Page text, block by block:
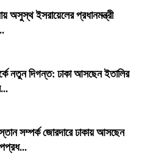
অসুস্থ ইসরায়েলের প্রধানমন্ত্রী
নতুন দিগন্ত: ঢাকা আসছেন ইতালির
সম্পর্ক জোরদারে ঢাকায় আসছেন